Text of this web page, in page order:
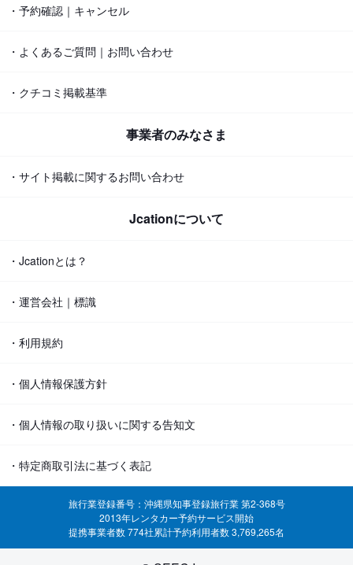
・予約確認｜キャンセル
・よくあるご質問｜お問い合わせ
・クチコミ掲載基準
事業者のみなさま
・サイト掲載に関するお問い合わせ
Jcationについて
・Jcationとは？
・運営会社｜標識
・利用規約
・個人情報保護方針
・個人情報の取り扱いに関する告知文
・特定商取引法に基づく表記
旅行業登録番号：沖縄県知事登録旅行業 第2-368号
2013年レンタカー予約サービス開始
提携事業者数 774社累計予約利用者数 3,769,265名